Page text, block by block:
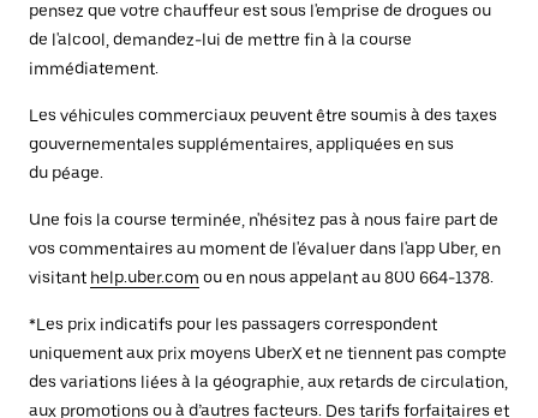
pensez que votre chauffeur est sous l'emprise de drogues ou
de l'alcool, demandez-lui de mettre fin à la course
immédiatement.
Les véhicules commerciaux peuvent être soumis à des taxes
gouvernementales supplémentaires, appliquées en sus
du péage.
Une fois la course terminée, n'hésitez pas à nous faire part de
vos commentaires au moment de l'évaluer dans l'app Uber, en
visitant help.uber.com ou en nous appelant au 800 664-1378.
*Les prix indicatifs pour les passagers correspondent
uniquement aux prix moyens UberX et ne tiennent pas compte
des variations liées à la géographie, aux retards de circulation,
aux promotions ou à d’autres facteurs. Des tarifs forfaitaires et